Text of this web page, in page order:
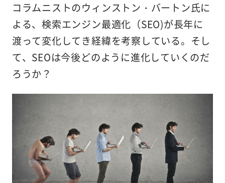
コラムニストのウィンストン・バートン氏に
よる、検索エンジン最適化（SEO)が長年に
渡って変化してき経緯を考察している。そし
て、SEOは今後どのように進化していくのだ
ろうか？